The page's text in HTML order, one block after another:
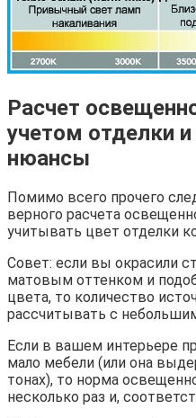
Расчет
учетом отделки
нюансы
Помимо всего прочего
верного расчета
учитывать цвет отделки
Совет: если вы окрасили
матовым оттенком и
цвета, то количество
рассчитывать с
Если в вашем интерьере
мало мебели (или она
тонах), то норма
несколько раз и,